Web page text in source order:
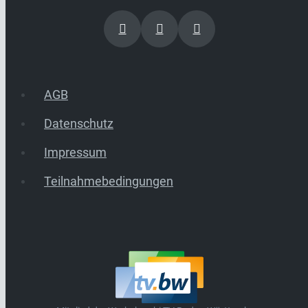
AGB
Datenschutz
Impressum
Teilnahmebedingungen